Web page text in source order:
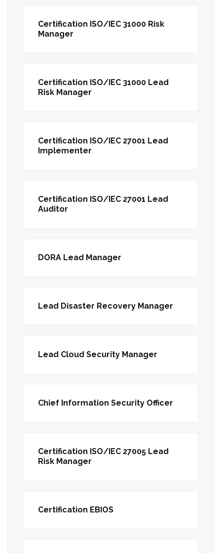
Certification ISO/IEC 31000 Risk
Manager
Certification ISO/IEC 31000 Lead
Risk Manager
Certification ISO/IEC 27001 Lead
Implementer
Certification ISO/IEC 27001 Lead
Auditor
DORA Lead Manager
Lead Disaster Recovery Manager
Lead Cloud Security Manager
Chief Information Security Officer
Certification ISO/IEC 27005 Lead
Risk Manager
Certification EBIOS